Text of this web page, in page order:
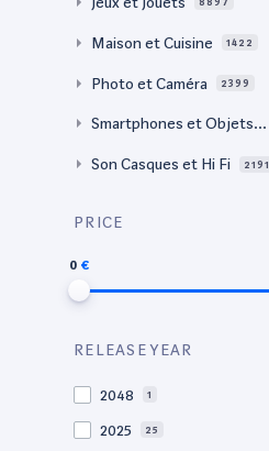
Maison et Cuisine 1422
Photo et Caméra 2399
Smartphones et Objets c
Son Casques et Hi Fi 2191
PRICE
0
RELEASE YEAR
2048 1
2025 25